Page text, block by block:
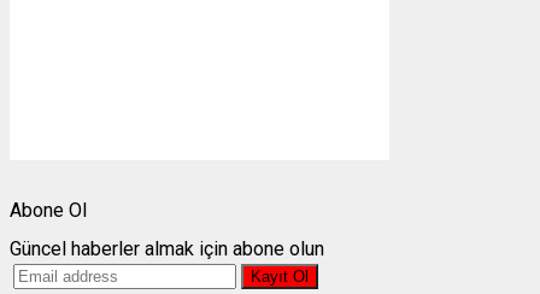
Abone Ol
Güncel haberler almak için abone olun